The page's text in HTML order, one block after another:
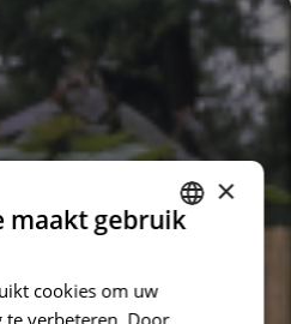
×
maakt gebruik
cookies om uw
te verbeteren. Door